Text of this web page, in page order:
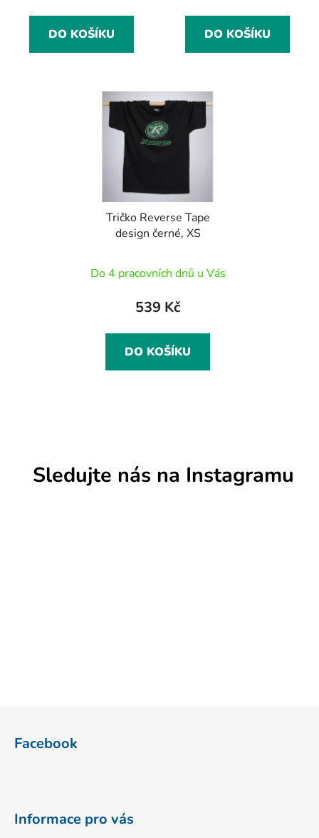
DO KOŠÍKU DO KOŠÍKU
Tričko Reverse Tape
design černé, XS
Do 4 pracovních dnů u Vás
539 Kč
DO KOŠÍKU
Sledujte nás na Instagramu
Facebook
Informace pro vás